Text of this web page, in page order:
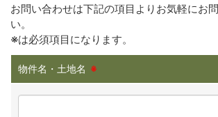
お問い合わせは下記の項目よりお気軽にお
い。
※は必須項目になります。
物件名・土地名 ※